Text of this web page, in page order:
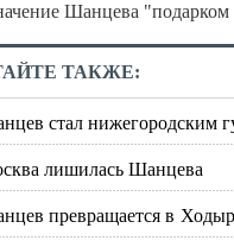
Шанцева "подарком
ТАКЖЕ:
стал нижегородским
лишилась Шанцева
превращается в